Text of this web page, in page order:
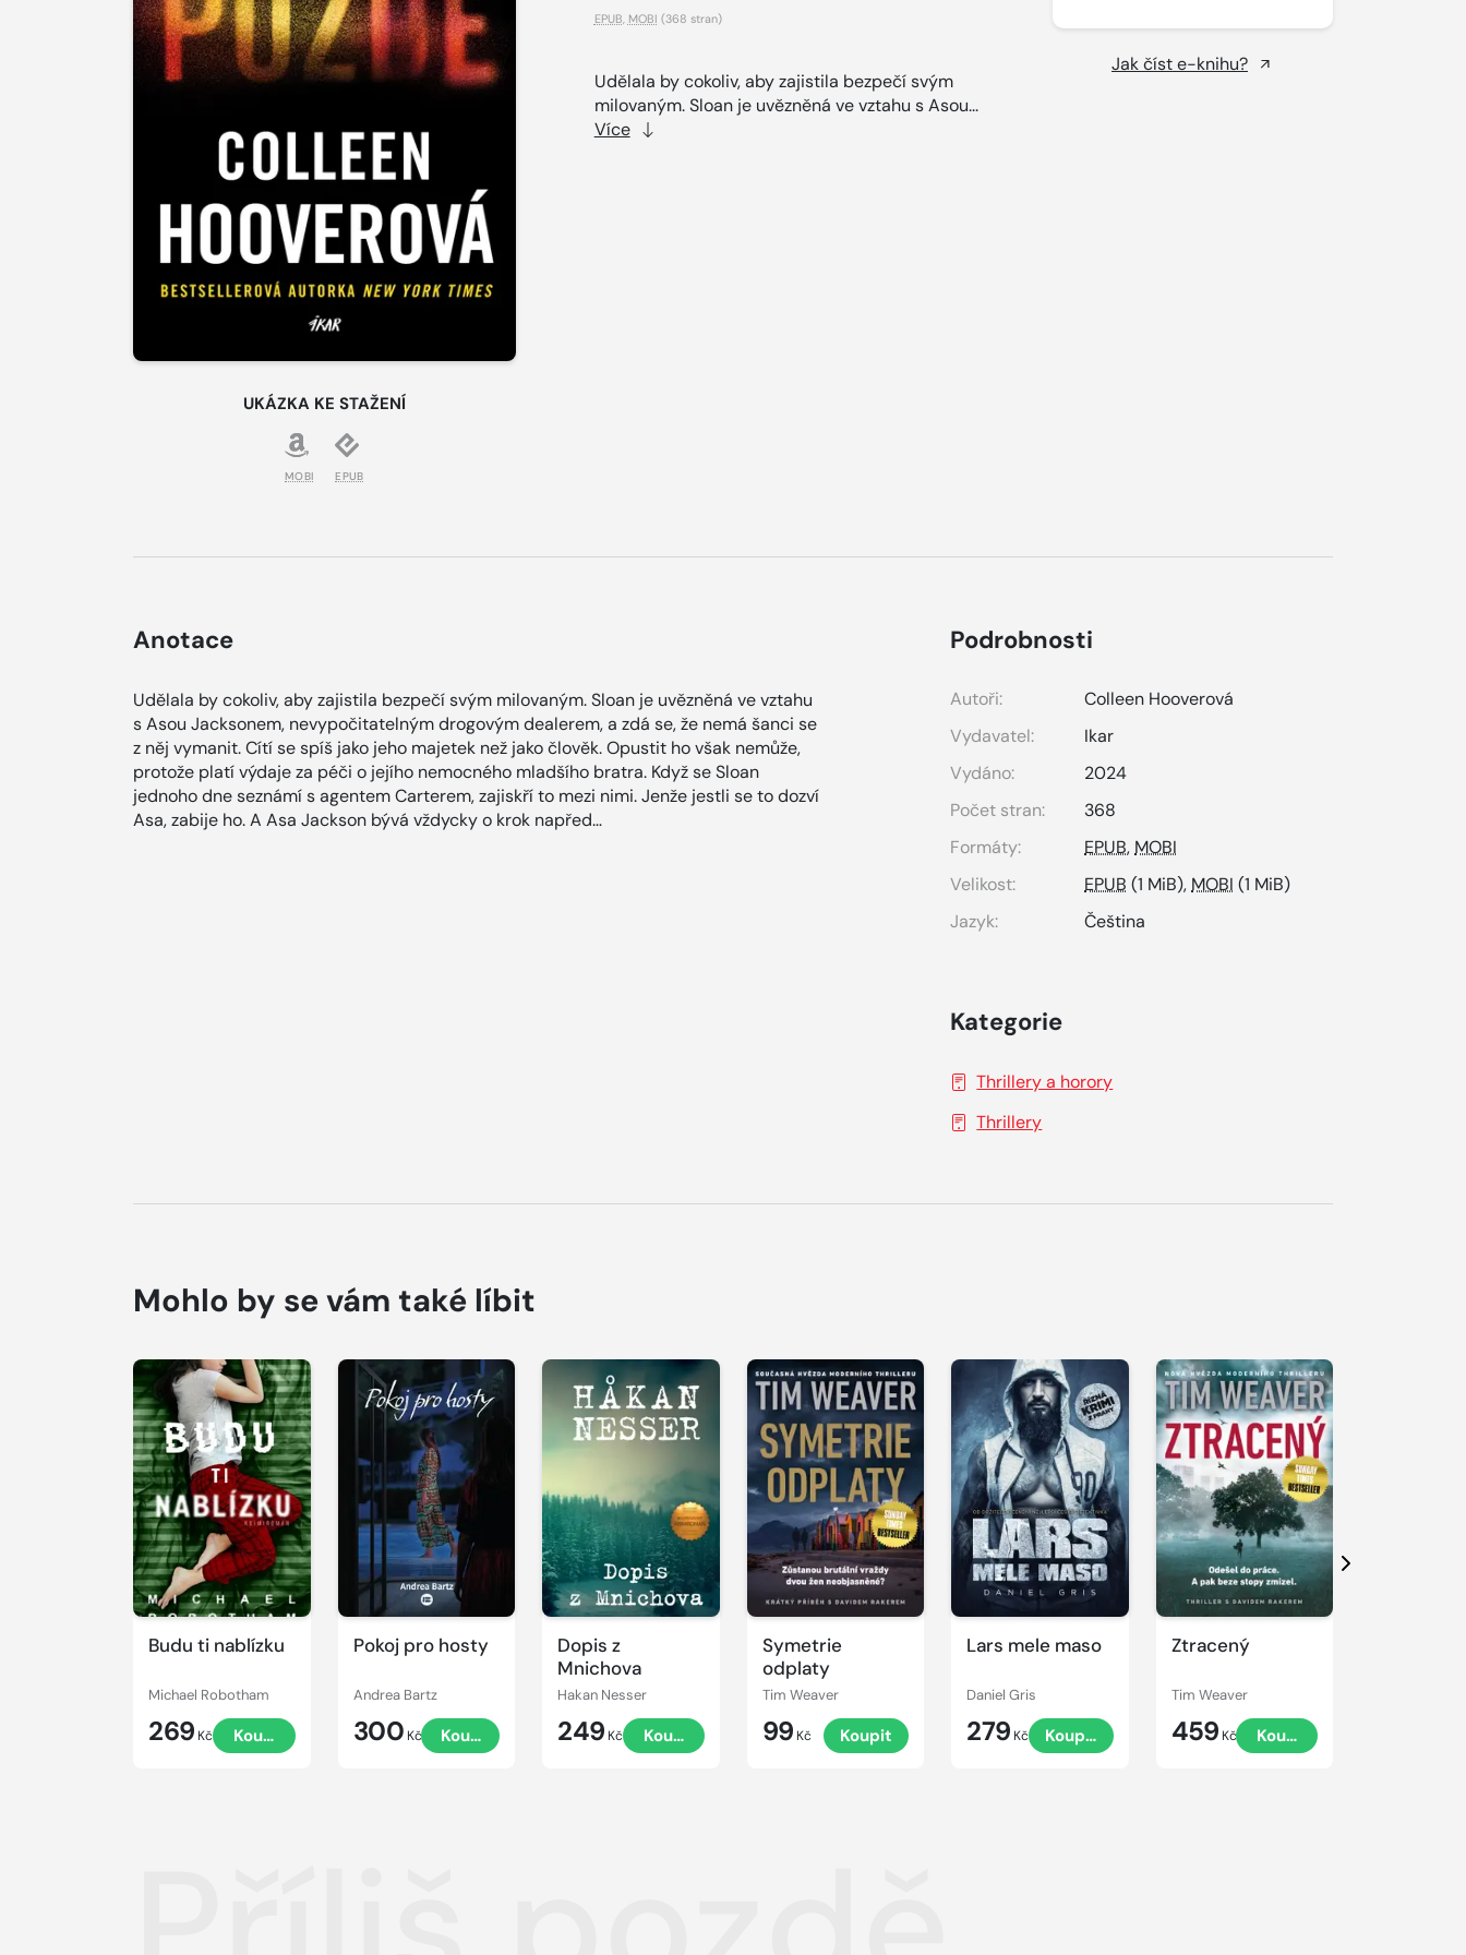
UKÁZKA KE STAŽENÍ
MOBI EPUB
EPUB MOBI (368 stran)
Udělala by cokoliv, aby zajistila bezpečí svým
milovaným. Sloan je uvězněná ve vztahu s Asou...
Více
Jak číst e-knihu?
Anotace
Udělala by cokoliv, aby zajistila bezpečí svým milovaným. Sloan je uvězněná ve vztahu
s Asou Jacksonem, nevypočitatelným drogovým dealerem, a zdá se, že nemá šanci se
z něj vymanit. Cítí se spíš jako jeho majetek než jako člověk. Opustit ho však nemůže,
protože platí výdaje za péči o jejího nemocného mladšího bratra. Když se Sloan
jednoho dne seznámí s agentem Carterem, zajiskří to mezi nimi. Jenže jestli se to dozví
Asa, zabije ho. A Asa Jackson bývá vždycky o krok napřed…
Podrobnosti
Autoři:
Colleen Hooverová
Vydavatel:
Ikar
Vydáno:
2024
Počet stran:
368
Formáty:
EPUB, MOBI
Velikost:
EPUB (1 MiB), MOBI (1 MiB)
Jazyk:
Čeština
Kategorie
Thrillery a horory
Thrillery
Mohlo by se vám také líbit
Budu ti nablízku
Michael Robotham
269 Kč Koupit
Pokoj pro hosty
Andrea Bartz
300 Kč Koupit
Dopis z
Mnichova
Hakan Nesser
249 Kč Koupit
Symetrie
odplaty
Tim Weaver
99 Kč Koupit
Lars mele maso
Daniel Gris
279 Kč Koupit
Ztracený
Tim Weaver
459 Kč Koupit
Další